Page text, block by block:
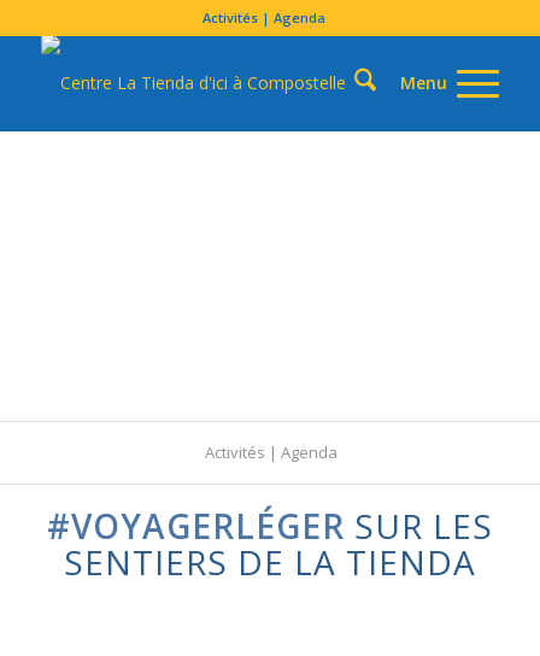
Activités | Agenda
Activités | Agenda
#VOYAGERLÉGER SUR LES
SENTIERS DE LA TIENDA